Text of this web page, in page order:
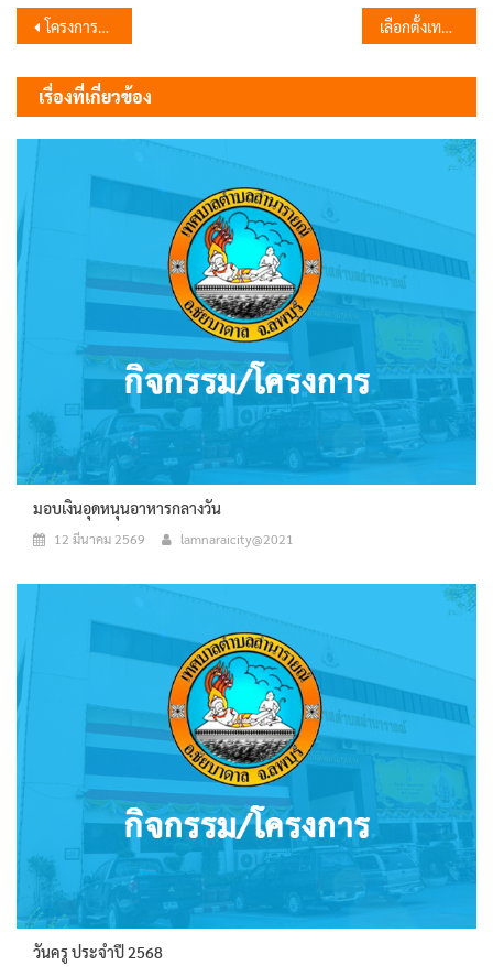
แนะแนว
เรื่อง
โครงการฝึกอบรมเจ้าพนักงานผู้ดำเนินการเลือกตั้งประจำหน่วยเลือกตั้ง เลือกตั้งเทศบาลตำบลลำนารายณ์ 2568
เรื่องที่เกี่ยวข้อง
มอบเงินอุดหนุนอาหารกลางวัน
12 มีนาคม 2569 lamnaraicity@2021
วันครู ประจำปี 2568